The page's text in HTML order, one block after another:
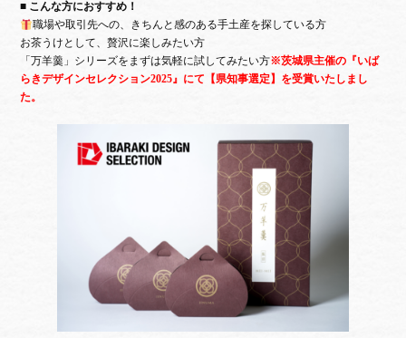
■ こんな方におすすめ！
職場や取引先への、きちんと感のある手土産を探している方
お茶うけとして、贅沢に楽しみたい方
「万羊羹」シリーズをまずは気軽に試してみたい方※茨城県主催の『いば
らきデザインセレクション2025』にて 【県知事選定】を受賞いたしまし
た。